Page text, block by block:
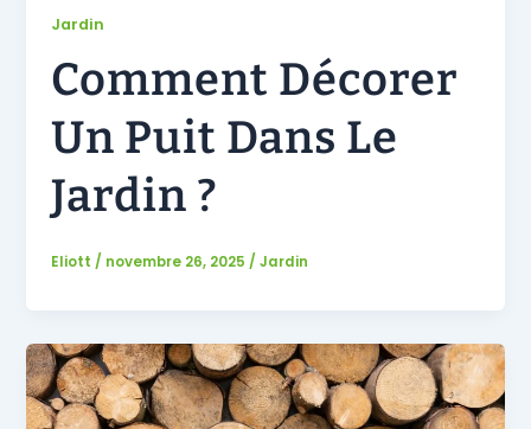
Jardin
Comment Décorer
Un Puit Dans Le
Jardin ?
Eliott / novembre 26, 2025 / Jardin